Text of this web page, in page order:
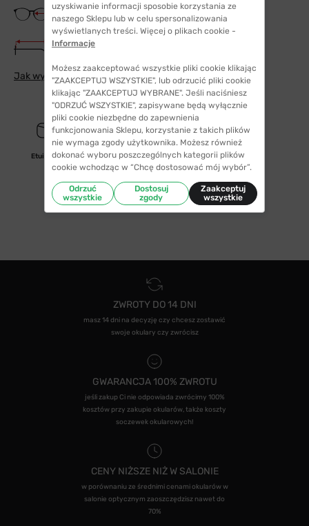
Szerokość szkła
46 mm
Długość zauszników
Jak wybrać odpowiedni rozmiar
Etui/woreczek Ściereczka w zestawie
ZWROTY DO 14 DNI
masz 14 dni na decyzję czy chcesz zostawić
swoje okulary czy zwrócisz
GWARANCJA 100% ZWROTU
jeśli zakup Ci nie odpowiada zwrócimy 100%
kosztów przy zakupie okularów, także koszty
soczewek okularowych!
CENY NIŻSZE NIŻ W SALONIE
w porównaniu ze średnimi cenami okularów w
salonie optycznym zaoszczędzisz nawet do
70%
uzyskiwanie informacji sposobie korzystania ze
naszego Sklepu lub w celu spersonalizowania
wyświetlanych treści. Więcej o plikach cookie -
Informacje
Możesz zaakceptować wszystkie pliki cookie klikając
"ZAAKCEPTUJ WSZYSTKIE", lub odrzucić pliki cookie
klikając "ZAAKCEPTUJ WYBRANE". Jeśli naciśniesz
"ODRZUĆ WSZYSTKIE", zapisywane będą wyłącznie
pliki cookie niezbędne do zapewnienia
funkcjonowania Sklepu, korzystanie z takich plików
nie wymaga zgody użytkownika. Możesz również
dokonać wyboru poszczególnych kategorii plików
cookie wchodząc w “Chcę dostosować mój wybór”.
Odrzuć
wszystkie
Dostosuj
zgody
Zaakceptuj
wszystkie